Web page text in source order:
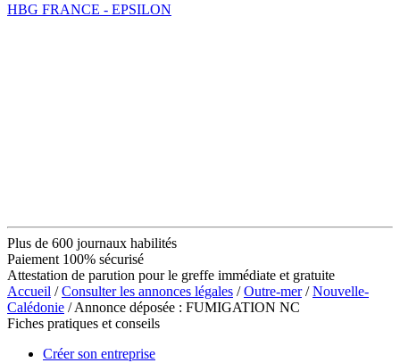
HBG FRANCE - EPSILON
Plus de 600 journaux habilités
Paiement 100% sécurisé
Attestation de parution pour le greffe immédiate et gratuite
Accueil /Consulter les annonces légales /Outre-mer/Nouvelle-
Calédonie / Annonce déposée : FUMIGATION NC
Fiches pratiques et conseils
Créer son entreprise